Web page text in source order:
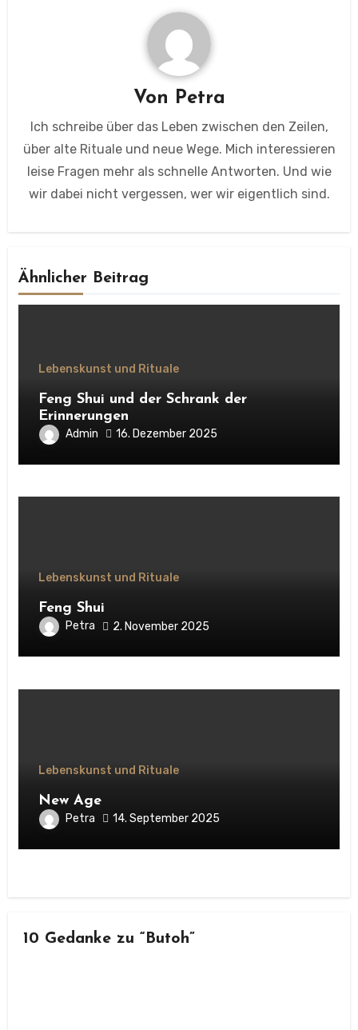
Von Petra
Ich schreibe über das Leben zwischen den Zeilen,
über alte Rituale und neue Wege. Mich interessieren
leise Fragen mehr als schnelle Antworten. Und wie
wir dabei nicht vergessen, wer wir eigentlich sind.
Ähnlicher Beitrag
Lebenskunst und Rituale
Feng Shui und der Schrank der
Erinnerungen
Admin 16. Dezember 2025
Lebenskunst und Rituale
Feng Shui
Petra 2. November 2025
Lebenskunst und Rituale
New Age
Petra 14. September 2025
10 Gedanke zu “Butoh”